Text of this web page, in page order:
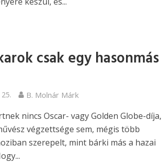
csak egy hasonmás
B. Molnár Márk
nincs Oscar- vagy Golden Globe-díja,
végzettsége sem, mégis több
szerepelt, mint bárki más a hazai